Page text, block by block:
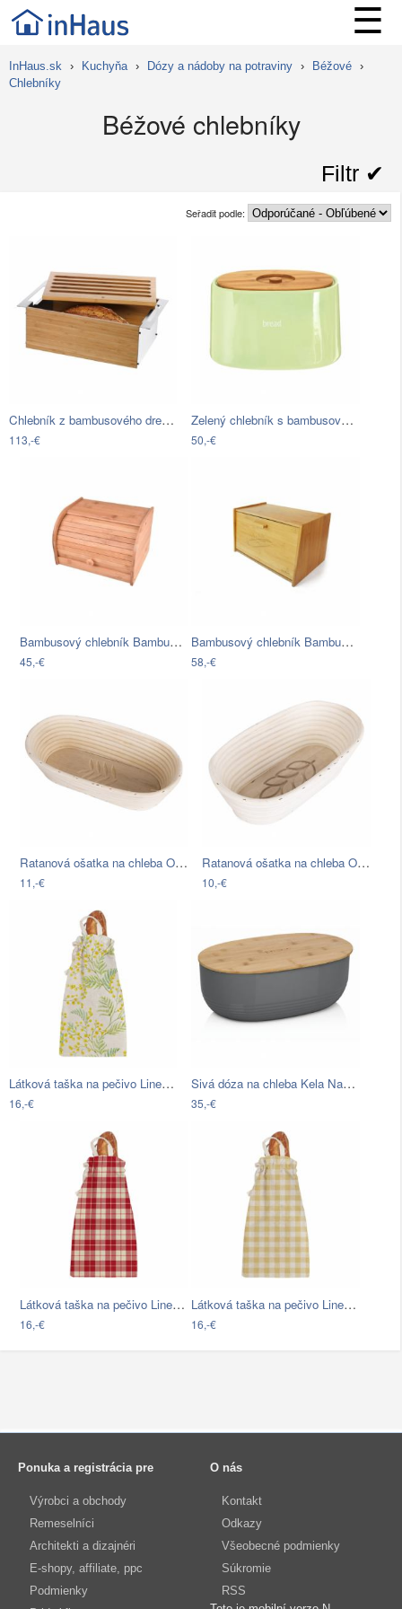
☰
InHaus.sk › Kuchyňa › Dózy a nádoby na potraviny › Béžové ›
Chlebníky
Béžové chlebníky
Filtr ✔︎
Seřadit podle:
Chlebník z bambusového dreva WMF, 43 x…
113,-€
Zelený chlebník s bambusovým vrchnákom…
50,-€
Bambusový chlebník Bambum Vitalis Bread…
45,-€
Bambusový chlebník Bambum Burrino, 23,8…
58,-€
Ratanová ošatka na chleba Orion Lístky,…
11,-€
Ratanová ošatka na chleba Orion Klas,…
10,-€
Látková taška na pečivo Linen Couture…
16,-€
Sivá dóza na chleba Kela Namur, 37,5 x…
35,-€
Látková taška na pečivo Linen Couture…
16,-€
Látková taška na pečivo Linen Couture…
16,-€
Ponuka a registrácia pre
Výrobci a obchody
Remeselníci
Architekti a dizajnéri
E-shopy, affiliate, ppc
Podmienky
O nás
Kontakt
Odkazy
Všeobecné podmienky
Súkromie
RSS